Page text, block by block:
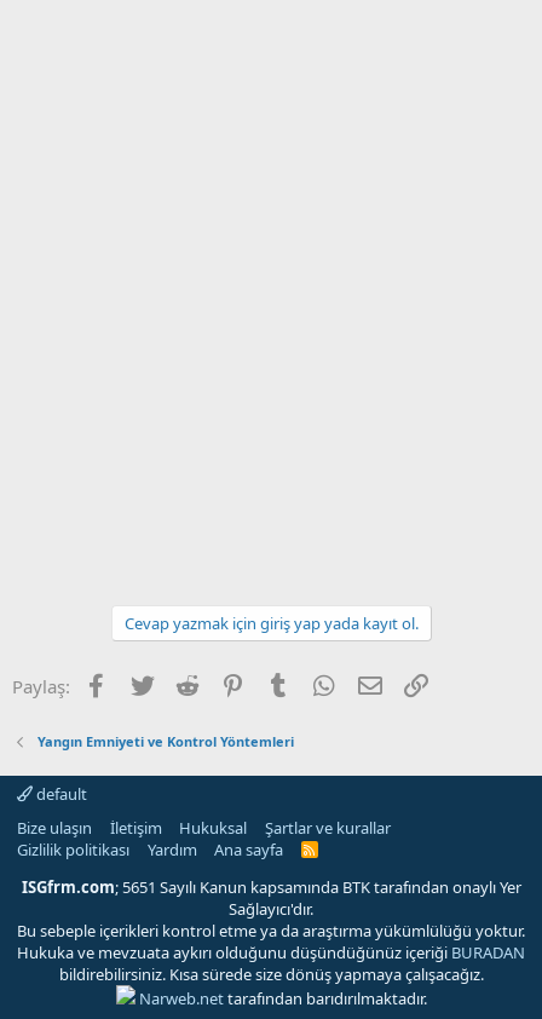
Cevap yazmak için giriş yap yada kayıt ol.
Paylaş: Facebook
Twitter Reddit PinterestTumblr WhatsApp
E-posta
Yangın Emniyeti ve Kontrol Yöntemleri
default
Bize ulaşın
İletişim Hukuksal
Şartlar ve kurallar
Gizlilik politikası
Yardım Ana sayfa
R
S
ISGfrm.com; 5651 Sayılı Kanun kapsamında BTK tarafından onaylı Yer
Sağlayıcı'dır.
Bu sebeple içerikleri kontrol etme ya da araştırma yükümlülüğü yoktur.
Hukuka ve mevzuata aykırı olduğunu düşündüğünüz içeriği BURADAN
bildirebilirsiniz. Kısa sürede size dönüş yapmaya çalışacağız.
Narweb.nettarafından barıdırılmaktadır.